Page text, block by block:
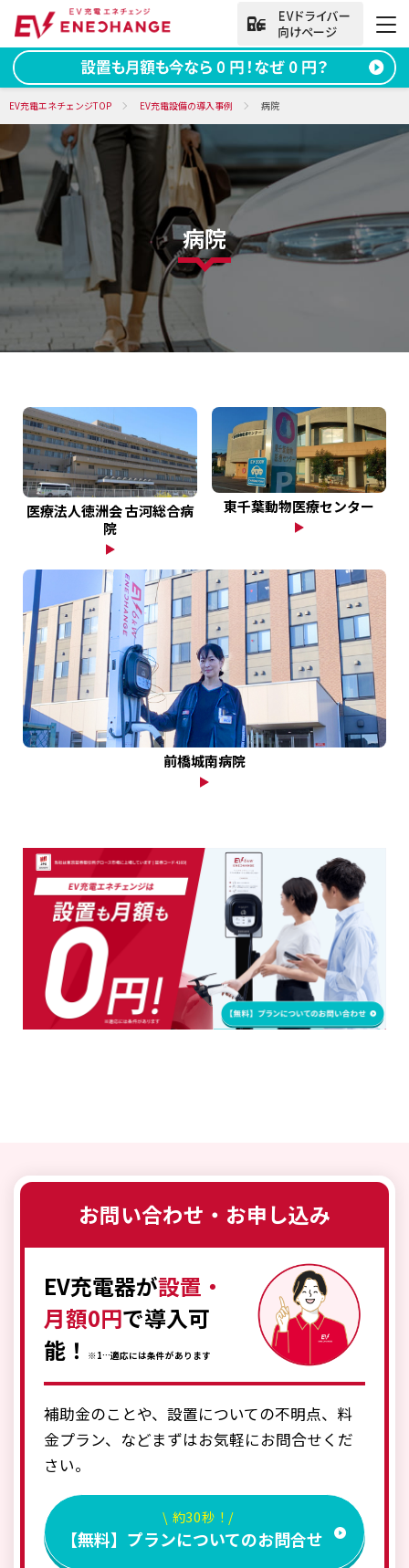
法人向けお問い合わせ
資料ダウンロード 無料お問い合わせ
電話をかける
(9:00~18:00) 050-2030-5702
法人向け
サービス
EV・充電の基礎知識
設置・月額費用0円で導入できる理由
営業パートナー募集
セミナー情報
ニュース・展示会情報
ブランドツールキット
導入施設別プラン
EV充電エネチェンジTOP EV充電設備の導入事例 病院
病院
医療法人徳洲会 古河総合病
院
東千葉動物医療センター
前橋城南病院
お問い合わせ・お申し込み
EV充電器が設置・
月額0円で導入可
能！
※1…適応には条件があります
補助金のことや、設置についての不明点、料
金プラン、などまずはお気軽にお問合せくだ
さい。
\ 約30秒！/
【無料】プランについてのお問合せ